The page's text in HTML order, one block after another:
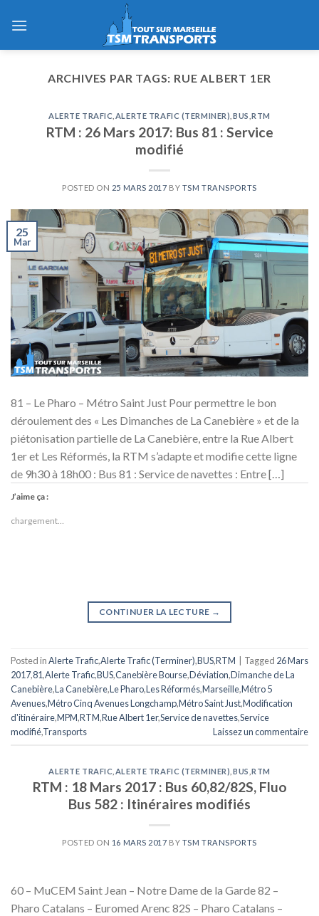
ARCHIVES PAR TAGS: RUE ALBERT 1ER
ALERTE TRAFIC ALERTE TRAFIC (TERMINER) BUS ,RTM
RTM : 26 Mars 2017: Bus 81 : Service
modifié
POSTED ON 25 MARS 2017 BY TSM TRANSPORTS
25
Mar
81 – Le Pharo – Métro Saint Just Pour permettre le bon
déroulement des « Les Dimanches de La Canebière » et de la
piétonisation partielle de La Canebière, entre la Rue Albert
1er et Les Réformés, la RTM s’adapte et modifie cette ligne
de 9h30 à 18h00 : Bus 81 : Service de navettes : Entre […]
J’aime ça :
chargement…
CONTINUER LA LECTURE →
Posted inAlerte Trafic,Alerte Trafic (Terminer),BUS,RTM Tagged 26 Mars
2017,81,Alerte Trafic,BUS,Canebière Bourse,Déviation,Dimanche de La
Canebière,La Canebière,Le Pharo,Les Réformés,Marseille,Métro 5
Avenues,Métro Cinq Avenues Longchamp,Métro Saint Just,Modification
d'itinéraire,MPM,RTM,Rue Albert 1er,Service de navettes,Service
modifié,Transports Laissez un commentaire
ALERTE TRAFIC ALERTE TRAFIC (TERMINER) BUS ,RTM
RTM : 18 Mars 2017 : Bus 60,82/82S, Fluo
Bus 582 : Itinéraires modifiés
POSTED ON 16 MARS 2017 BY TSM TRANSPORTS
60 – MuCEM Saint Jean – Notre Dame de la Garde 82 –
Pharo Catalans – Euromed Arenc 82S – Pharo Catalans –